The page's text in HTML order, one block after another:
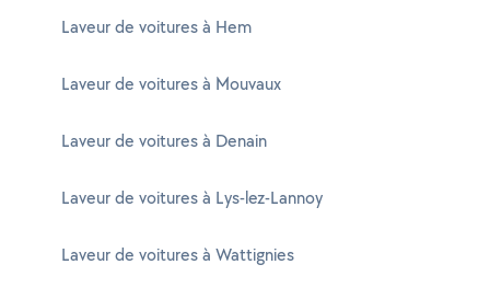
Laveur de voitures à Hem
Laveur de voitures à Mouvaux
Laveur de voitures à Denain
Laveur de voitures à Lys-lez-Lannoy
Laveur de voitures à Wattignies